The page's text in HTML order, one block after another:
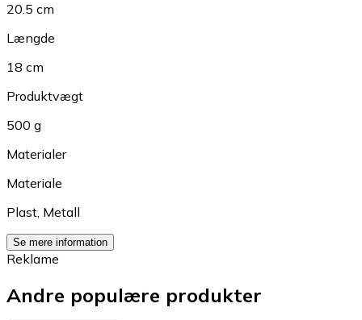
20.5 cm
Længde
18 cm
Produktvægt
500 g
Materialer
Materiale
Plast, Metall
Se mere information
Reklame
Andre populære produkter